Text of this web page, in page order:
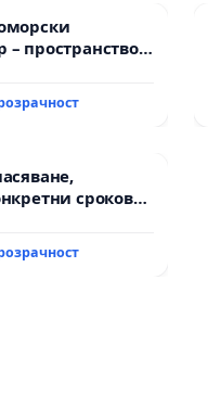
пространство
срокове
между пътен